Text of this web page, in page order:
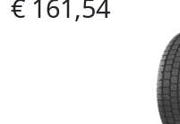
€ 161,54